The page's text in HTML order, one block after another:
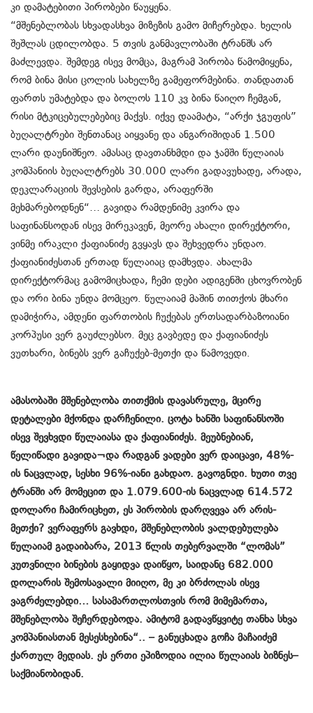
კი დამატებითი პირობები წაუყენა.
“მშენებლობას სხვადასხვა მიზეზის გამო მიჩერებდა. ხელის
შეშლას ცდილობდა. 5 თვის განმავლობაში ტრანშს არ
მაძლევდა. შემდეგ ისევ მომცა, მაგრამ პირობა წამომიყენა,
რომ ბინა მისი ცოლის სახელზე გამეფორმებინა. თანდათან
ფართს უმატებდა და ბოლოს 110 კვ ბინა წაიღო ჩემგან,
რისი მტკიცებულებებიც მაქვს. იქვე დაამატა, “არქი ჯგუფის”
ბუღალტრები შენთანაც აიყვანე და ანგარიშიდან 1.500
ლარი დაუნიშნეო. ამასაც დავთანხმდი და ჯამში წულაიას
კომპანიის ბუღალტრებს 30.000 ლარი გადავუხადე, არადა,
დეკლარაციის შევსების გარდა, არაფერში
მეხმარებოდნენ“… გავიდა რამდენიმე კვირა და
საფინანსოდან ისევ მირეკავენ, მეორე ახალი დირექტორი,
ვინმე ირაკლი ქაფიანიძე გვყავს და შეხვედრა უნდაო.
ქაფიანიძესთან ერთად წულაიაც დამხვდა. ახალმა
დირექტორმაც გამომიცხადა, ჩემი დები ადიგენში ცხოვრობენ
და ორი ბინა უნდა მომცეო. წულაიამ მაშინ თითქოს მხარი
დამიჭირა, ამდენი ფართობის ჩუქებას ერთსადარბაზოიანი
კორპუსი ვერ გაუძლებსო. მეც გავბედე და ქაფიანიძეს
ვუთხარი, ბინებს ვერ გაჩუქებ-მეთქი და წამოვედი.
ამასობაში მშენებლობა თითქმის დავასრულე, მცირე
დეტალები მქონდა დარჩენილი. ცოტა ხანში საფინანსოში
ისევ შევხვდი წულაიასა და ქაფიანიძეს. მეუბნებიან,
წელიწადი გავიდა¬და რადგან ვადები ვერ დაიცავი, 48%-
ის ნაცვლად, სესხი 96%-იანი გახდაო. გავოგნდი. ხუთი თვე
ტრანში არ მომეცით და 1.079.600-ის ნაცვლად 614.572
დოლარი ჩამირიცხეთ, ეს პირობის დარღვევა არ არის-
მეთქი? ვერაფერს გავხდი, მშენებლობის ვალდებულება
წულაიამ გადაიბარა, 2013 წლის თებერვალში “ლომას”
კუთვნილი ბინების გაყიდვა დაიწყო, საიდანც 682.000
დოლარის შემოსავალი მიიღო, მე კი ბრძოლას ისევ
ვაგრძელებდი… სასამართლოსთვის რომ მიმემართა,
მშენებლობა შეჩერდებოდა. ამიტომ გადავწყვიტე თანხა სხვა
კომპანიასთან მესესხებინა“.. – განუცხადა გოჩა მაჩაიძემ
ქართულ მედიას. ეს ერთი ეპიზოდია ილია წულაიას ბიზნეს–
საქმიანობიდან.